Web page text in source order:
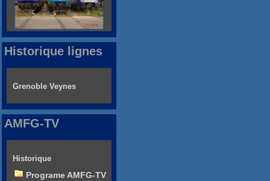
Historique lignes
Grenoble Veynes
AMFG-TV
Historique
Programe AMFG-TV